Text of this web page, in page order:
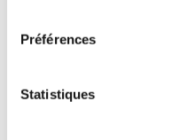
Préférences
Statistiques